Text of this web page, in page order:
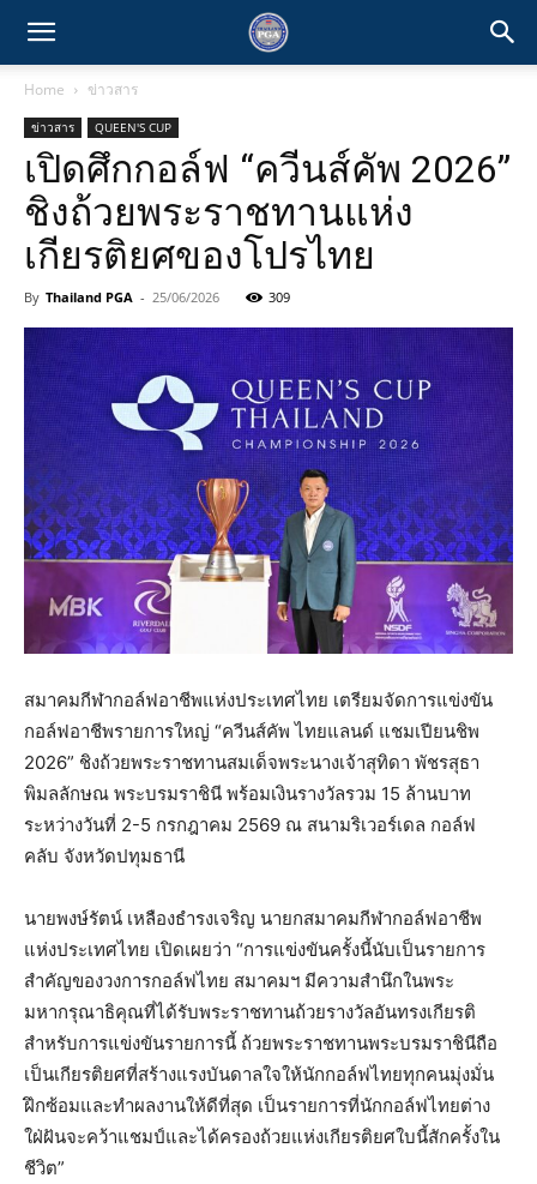
Home ข่าวสาร
ข่าวสาร QUEEN'S CUP
เปิดศึกกอล์ฟ “ควีนส์คัพ 2026”
ชิงถ้วยพระราชทานแห่ง
เกียรติยศของโปรไทย
By Thailand PGA - 25/06/2026 309
สมาคมกีฬากอล์ฟอาชีพแห่งประเทศไทย เตรียมจัดการแข่งขัน
กอล์ฟอาชีพรายการใหญ่ “ควีนส์คัพ ไทยแลนด์ แชมเปียนชิพ
2026” ชิงถ้วยพระราชทานสมเด็จพระนางเจ้าสุทิดา พัชรสุธา
พิมลลักษณ พระบรมราชินี พร้อมเงินรางวัลรวม 15 ล้านบาท
ระหว่างวันที่ 2-5 กรกฎาคม 2569 ณ สนามริเวอร์เดล กอล์ฟ
คลับ จังหวัดปทุมธานี
นายพงษ์รัตน์ เหลืองธำรงเจริญ นายกสมาคมกีฬากอล์ฟอาชีพ
แห่งประเทศไทย เปิดเผยว่า “การแข่งขันครั้งนี้นับเป็นรายการ
สำคัญของวงการกอล์ฟไทย สมาคมฯ มีความสำนึกในพระ
มหากรุณาธิคุณที่ได้รับพระราชทานถ้วยรางวัลอันทรงเกียรติ
สำหรับการแข่งขันรายการนี้ ถ้วยพระราชทานพระบรมราชินีถือ
เป็นเกียรติยศที่สร้างแรงบันดาลใจให้นักกอล์ฟไทยทุกคนมุ่งมั่น
ฝึกซ้อมและทำผลงานให้ดีที่สุด เป็นรายการที่นักกอล์ฟไทยต่าง
ใฝ่ฝันจะคว้าแชมป์และได้ครองถ้วยแห่งเกียรติยศใบนี้สักครั้งใน
ชีวิต”